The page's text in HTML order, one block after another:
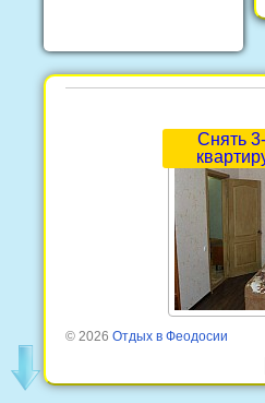
Снять
© 2026 Отдых в Феодосии